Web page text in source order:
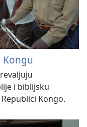
i biblijsku
Kongo.